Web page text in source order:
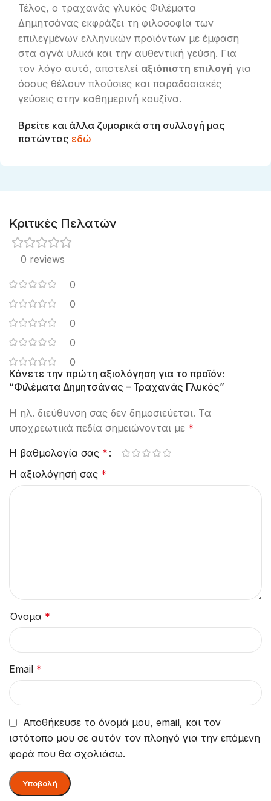
Τέλος, ο τραχανάς γλυκός Φιλέματα
Δημητσάνας εκφράζει τη φιλοσοφία των
επιλεγμένων ελληνικών προϊόντων με έμφαση
στα αγνά υλικά και την αυθεντική γεύση. Για
τον λόγο αυτό, αποτελεί αξιόπιστη επιλογή για
όσους θέλουν πλούσιες και παραδοσιακές
γεύσεις στην καθημερινή κουζίνα.
Βρείτε και άλλα ζυμαρικά στη συλλογή μας
πατώντας εδώ
Κριτικές Πελατών
0 reviews
0
0
0
0
0
Κάνετε την πρώτη αξιολόγηση για το προϊόν:
“Φιλέματα Δημητσάνας – Τραχανάς Γλυκός”
Η ηλ. διεύθυνση σας δεν δημοσιεύεται. Τα
υποχρεωτικά πεδία σημειώνονται με *
Η βαθμολογία σας *
Η αξιολόγησή σας *
Όνομα *
Email *
Αποθήκευσε το όνομά μου, email, και τον
ιστότοπο μου σε αυτόν τον πλοηγό για την επόμενη
φορά που θα σχολιάσω.